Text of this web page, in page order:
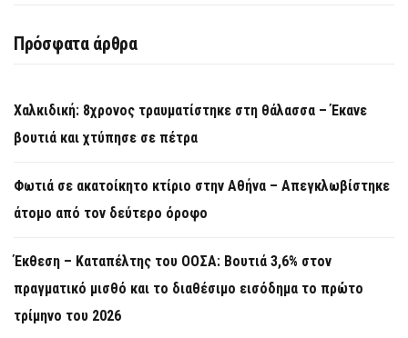
Πρόσφατα άρθρα
Χαλκιδική: 8χρονος τραυματίστηκε στη θάλασσα – Έκανε
βουτιά και χτύπησε σε πέτρα
Φωτιά σε ακατοίκητο κτίριο στην Αθήνα – Απεγκλωβίστηκε
άτομο από τον δεύτερο όροφο
Έκθεση – Καταπέλτης του ΟΟΣΑ: Βουτιά 3,6% στον
πραγματικό μισθό και το διαθέσιμο εισόδημα το πρώτο
τρίμηνο του 2026